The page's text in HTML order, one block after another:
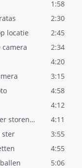
1:58
2:30
locatie
2:45
2:34
4:20
3:15
4:58
4:12
Een compositie maken zonder storende ele..
4:11
ster
3:55
4:55
5:06